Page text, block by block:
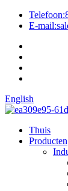
Telefoon:
E-mail:
English
Thuis
Producten